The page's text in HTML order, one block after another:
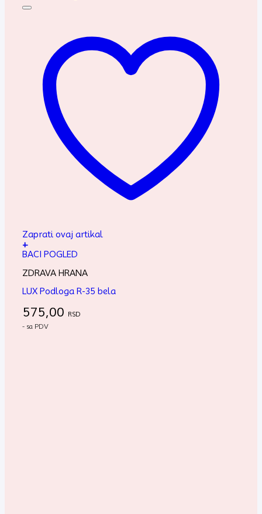
Zaprati ovaj artikal
+
BACI POGLED
ZDRAVA HRANA
LUX Podloga R-35 bela
575,00 RSD
- sa PDV